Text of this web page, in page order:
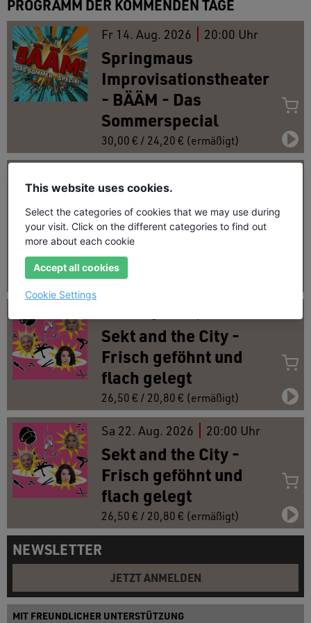
PROGRAMM DER KOMMENDEN TAGE
Fr 14. Aug. 2026 20:00 Uhr
Springmaus
Improvisationstheater
- BÄÄM - Das
Sommerspecial
30,00 € / 24,20 € (ermäßigt)
Springmaus
Improvisationstheater
- BÄÄM - Das
Sommerspecial
30,00 € / 24,20 € (ermäßigt)
Sekt and the City -
Frisch geföhnt und
flach gelegt
26,50 € / 20,80 € (ermäßigt)
Sa 22. Aug. 2026 20:00 Uhr
Sekt and the City -
Frisch geföhnt und
flach gelegt
26,50 € / 20,80 € (ermäßigt)
NEWSLETTER
JETZT ANMELDEN
MIT FREUNDLICHER UNTERSTÜTZUNG
This website uses cookies.
Select the categories of cookies that we may use during
your visit. Click on the different categories to find out
more about each cookie
Accept all cookies
Cookie Settings